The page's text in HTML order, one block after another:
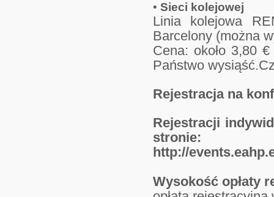
• Sieci kolejowej
Linia kolejowa
Barcelony (można
Cena: około 3,80
Państwo
Rejestracja na
Rejestracji
stronie:
http://
Wysokość opłaty